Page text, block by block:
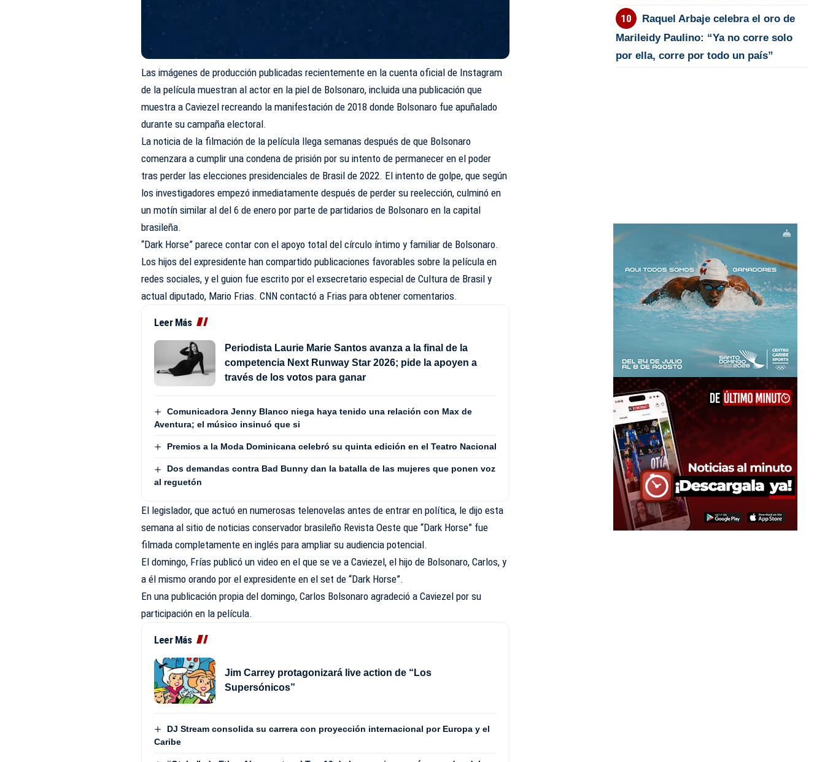
Las imágenes de producción publicadas recientemente en la cuenta oficial de Instagram
de la película muestran al actor en la piel de Bolsonaro, incluida una publicación que
muestra a Caviezel recreando la manifestación de 2018 donde Bolsonaro fue apuñalado
durante su campaña electoral.
La noticia de la filmación de la película llega semanas después de que Bolsonaro
comenzara a cumplir una condena de prisión por su intento de permanecer en el poder
tras perder las elecciones presidenciales de Brasil de 2022. El intento de golpe, que según
los investigadores empezó inmediatamente después de perder su reelección, culminó en
un motín similar al del 6 de enero por parte de partidarios de Bolsonaro en la capital
brasileña.
“Dark Horse” parece contar con el apoyo total del círculo íntimo y familiar de Bolsonaro.
Los hijos del expresidente han compartido publicaciones favorables sobre la película en
redes sociales, y el guion fue escrito por el exsecretario especial de Cultura de Brasil y
actual diputado, Mario Frias. CNN contactó a Frias para obtener comentarios.
Leer Más
Periodista Laurie Marie Santos avanza a la final de la
competencia Next Runway Star 2026; pide la apoyen a
través de los votos para ganar
Comunicadora Jenny Blanco niega haya tenido una relación con Max de
Aventura; el músico insinuó que si
Premios a la Moda Dominicana celebró su quinta edición en el Teatro Nacional
Dos demandas contra Bad Bunny dan la batalla de las mujeres que ponen voz
al reguetón
El legislador, que actuó en numerosas telenovelas antes de entrar en política, le dijo esta
semana al sitio de noticias conservador brasileño Revista Oeste que “Dark Horse” fue
filmada completamente en inglés para ampliar su audiencia potencial.
El domingo, Frías publicó un video en el que se ve a Caviezel, el hijo de Bolsonaro, Carlos, y
a él mismo orando por el expresidente en el set de “Dark Horse”.
En una publicación propia del domingo, Carlos Bolsonaro agradeció a Caviezel por su
participación en la película.
Leer Más
Jim Carrey protagonizará live action de “Los
Supersónicos”
DJ Stream consolida su carrera con proyección internacional por Europa y el
Caribe
Raquel Arbaje celebra el oro de
Marileidy Paulino: “Ya no corre solo
por ella, corre por todo un país”